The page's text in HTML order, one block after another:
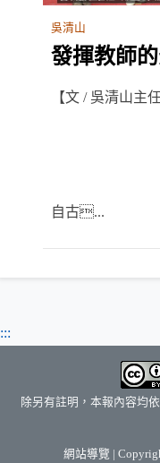
吳清山
發揮教師
【文 / 吳清山主
自古...
:::
除另有註明，本報內容均
網站導覽 |